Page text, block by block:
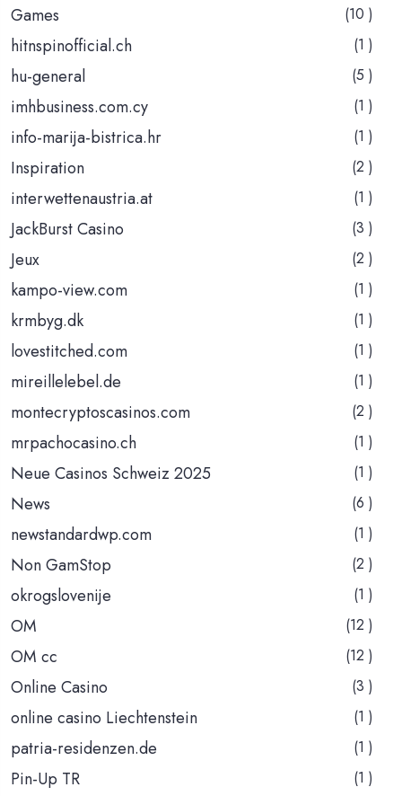
Games (10 )
hitnspinofficial.ch (1 )
hu-general (5 )
imhbusiness.com.cy (1 )
info-marija-bistrica.hr (1 )
Inspiration (2 )
interwettenaustria.at (1 )
JackBurst Casino (3 )
Jeux (2 )
kampo-view.com (1 )
krmbyg.dk (1 )
lovestitched.com (1 )
mireillelebel.de (1 )
montecryptoscasinos.com (2 )
mrpachocasino.ch (1 )
Neue Casinos Schweiz 2025 (1 )
News (6 )
newstandardwp.com (1 )
Non GamStop (2 )
okrogslovenije (1 )
OM (12 )
OM cc (12 )
Online Casino (3 )
online casino Liechtenstein (1 )
patria-residenzen.de (1 )
Pin-Up TR (1 )